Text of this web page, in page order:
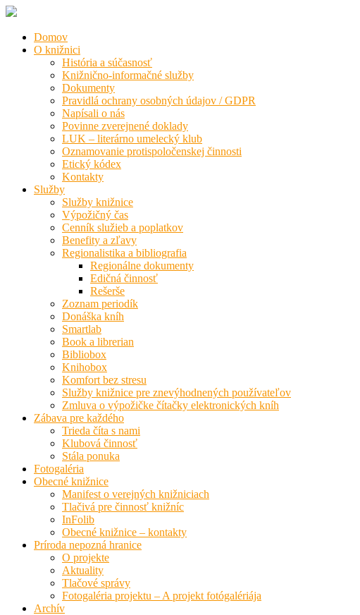
Domov
O knižnici
História a súčasnosť
Knižnično-informačné služby
Dokumenty
Pravidlá ochrany osobných údajov / GDPR
Napísali o nás
Povinne zverejnené doklady
LUK – literárno umelecký klub
Oznamovanie protispoločenskej činnosti
Etický kódex
Kontakty
Služby
Služby knižnice
Výpožičný čas
Cenník služieb a poplatkov
Benefity a zľavy
Regionalistika a bibliografia
Regionálne dokumenty
Edičná činnosť
Rešerše
Zoznam periodík
Donáška kníh
Smartlab
Book a librerian
Bibliobox
Knihobox
Komfort bez stresu
Služby knižnice pre znevýhodnených používateľov
Zmluva o výpožičke čítačky elektronických kníh
Zábava pre každého
Trieda číta s nami
Klubová činnosť
Stála ponuka
Fotogaléria
Obecné knižnice
Manifest o verejných knižniciach
Tlačivá pre činnosť knižníc
InFolib
Obecné knižnice – kontakty
Príroda nepozná hranice
O projekte
Aktuality
Tlačové správy
Fotogaléria projektu – A projekt fotógalériája
Archív